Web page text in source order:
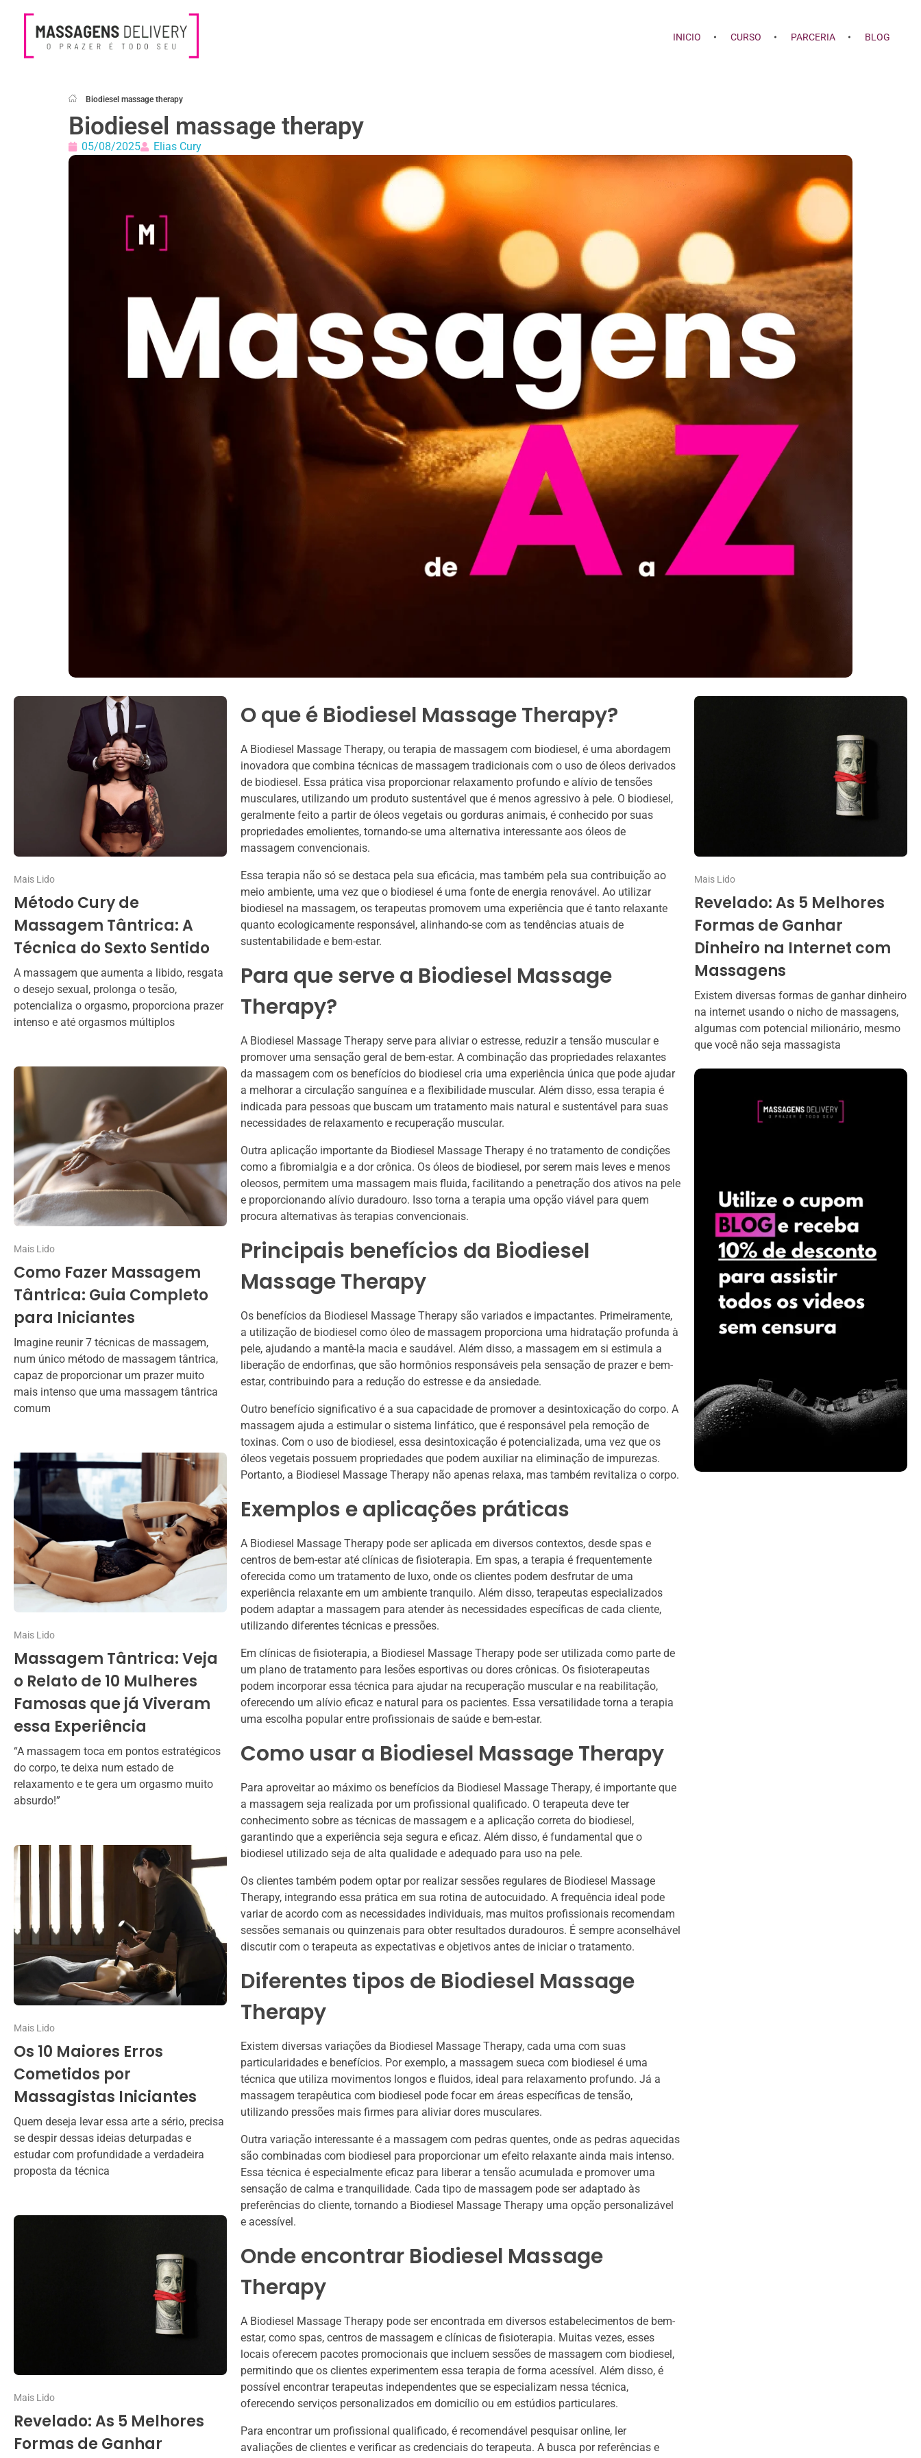
INICIO CURSO PARCERIA BLOG
Biodiesel massage therapy
Biodiesel massage therapy
05/08/2025 Elias Cury
Mais Lido
Método Cury de
Massagem Tântrica: A
Técnica do Sexto Sentido
A massagem que aumenta a libido, resgata
o desejo sexual, prolonga o tesão,
potencializa o orgasmo, proporciona prazer
intenso e até orgasmos múltiplos
Mais Lido
Como Fazer Massagem
Tântrica: Guia Completo
para Iniciantes
Imagine reunir 7 técnicas de massagem,
num único método de massagem tântrica,
capaz de proporcionar um prazer muito
mais intenso que uma massagem tântrica
comum
Mais Lido
Massagem Tântrica: Veja
o Relato de 10 Mulheres
Famosas que já Viveram
essa Experiência
“A massagem toca em pontos estratégicos
do corpo, te deixa num estado de
relaxamento e te gera um orgasmo muito
absurdo!”
Mais Lido
Os 10 Maiores Erros
Cometidos por
Massagistas Iniciantes
Quem deseja levar essa arte a sério, precisa
se despir dessas ideias deturpadas e
estudar com profundidade a verdadeira
proposta da técnica
Mais Lido
Revelado: As 5 Melhores
Formas de Ganhar
O que é Biodiesel Massage Therapy?
A Biodiesel Massage Therapy, ou terapia de massagem com biodiesel, é uma abordagem
inovadora que combina técnicas de massagem tradicionais com o uso de óleos derivados
de biodiesel. Essa prática visa proporcionar relaxamento profundo e alívio de tensões
musculares, utilizando um produto sustentável que é menos agressivo à pele. O biodiesel,
geralmente feito a partir de óleos vegetais ou gorduras animais, é conhecido por suas
propriedades emolientes, tornando-se uma alternativa interessante aos óleos de
massagem convencionais.
Essa terapia não só se destaca pela sua eficácia, mas também pela sua contribuição ao
meio ambiente, uma vez que o biodiesel é uma fonte de energia renovável. Ao utilizar
biodiesel na massagem, os terapeutas promovem uma experiência que é tanto relaxante
quanto ecologicamente responsável, alinhando-se com as tendências atuais de
sustentabilidade e bem-estar.
Para que serve a Biodiesel Massage
Therapy?
A Biodiesel Massage Therapy serve para aliviar o estresse, reduzir a tensão muscular e
promover uma sensação geral de bem-estar. A combinação das propriedades relaxantes
da massagem com os benefícios do biodiesel cria uma experiência única que pode ajudar
a melhorar a circulação sanguínea e a flexibilidade muscular. Além disso, essa terapia é
indicada para pessoas que buscam um tratamento mais natural e sustentável para suas
necessidades de relaxamento e recuperação muscular.
Outra aplicação importante da Biodiesel Massage Therapy é no tratamento de condições
como a fibromialgia e a dor crônica. Os óleos de biodiesel, por serem mais leves e menos
oleosos, permitem uma massagem mais fluida, facilitando a penetração dos ativos na pele
e proporcionando alívio duradouro. Isso torna a terapia uma opção viável para quem
procura alternativas às terapias convencionais.
Principais benefícios da Biodiesel
Massage Therapy
Os benefícios da Biodiesel Massage Therapy são variados e impactantes. Primeiramente,
a utilização de biodiesel como óleo de massagem proporciona uma hidratação profunda à
pele, ajudando a mantê-la macia e saudável. Além disso, a massagem em si estimula a
liberação de endorfinas, que são hormônios responsáveis pela sensação de prazer e bem-
estar, contribuindo para a redução do estresse e da ansiedade.
Outro benefício significativo é a sua capacidade de promover a desintoxicação do corpo. A
massagem ajuda a estimular o sistema linfático, que é responsável pela remoção de
toxinas. Com o uso de biodiesel, essa desintoxicação é potencializada, uma vez que os
óleos vegetais possuem propriedades que podem auxiliar na eliminação de impurezas.
Portanto, a Biodiesel Massage Therapy não apenas relaxa, mas também revitaliza o corpo.
Exemplos e aplicações práticas
A Biodiesel Massage Therapy pode ser aplicada em diversos contextos, desde spas e
centros de bem-estar até clínicas de fisioterapia. Em spas, a terapia é frequentemente
oferecida como um tratamento de luxo, onde os clientes podem desfrutar de uma
experiência relaxante em um ambiente tranquilo. Além disso, terapeutas especializados
podem adaptar a massagem para atender às necessidades específicas de cada cliente,
utilizando diferentes técnicas e pressões.
Em clínicas de fisioterapia, a Biodiesel Massage Therapy pode ser utilizada como parte de
um plano de tratamento para lesões esportivas ou dores crônicas. Os fisioterapeutas
podem incorporar essa técnica para ajudar na recuperação muscular e na reabilitação,
oferecendo um alívio eficaz e natural para os pacientes. Essa versatilidade torna a terapia
uma escolha popular entre profissionais de saúde e bem-estar.
Como usar a Biodiesel Massage Therapy
Para aproveitar ao máximo os benefícios da Biodiesel Massage Therapy, é importante que
a massagem seja realizada por um profissional qualificado. O terapeuta deve ter
conhecimento sobre as técnicas de massagem e a aplicação correta do biodiesel,
garantindo que a experiência seja segura e eficaz. Além disso, é fundamental que o
biodiesel utilizado seja de alta qualidade e adequado para uso na pele.
Os clientes também podem optar por realizar sessões regulares de Biodiesel Massage
Therapy, integrando essa prática em sua rotina de autocuidado. A frequência ideal pode
variar de acordo com as necessidades individuais, mas muitos profissionais recomendam
sessões semanais ou quinzenais para obter resultados duradouros. É sempre aconselhável
discutir com o terapeuta as expectativas e objetivos antes de iniciar o tratamento.
Diferentes tipos de Biodiesel Massage
Therapy
Existem diversas variações da Biodiesel Massage Therapy, cada uma com suas
particularidades e benefícios. Por exemplo, a massagem sueca com biodiesel é uma
técnica que utiliza movimentos longos e fluidos, ideal para relaxamento profundo. Já a
massagem terapêutica com biodiesel pode focar em áreas específicas de tensão,
utilizando pressões mais firmes para aliviar dores musculares.
Outra variação interessante é a massagem com pedras quentes, onde as pedras aquecidas
são combinadas com biodiesel para proporcionar um efeito relaxante ainda mais intenso.
Essa técnica é especialmente eficaz para liberar a tensão acumulada e promover uma
sensação de calma e tranquilidade. Cada tipo de massagem pode ser adaptado às
preferências do cliente, tornando a Biodiesel Massage Therapy uma opção personalizável
e acessível.
Onde encontrar Biodiesel Massage
Therapy
A Biodiesel Massage Therapy pode ser encontrada em diversos estabelecimentos de bem-
estar, como spas, centros de massagem e clínicas de fisioterapia. Muitas vezes, esses
locais oferecem pacotes promocionais que incluem sessões de massagem com biodiesel,
permitindo que os clientes experimentem essa terapia de forma acessível. Além disso, é
possível encontrar terapeutas independentes que se especializam nessa técnica,
oferecendo serviços personalizados em domicílio ou em estúdios particulares.
Para encontrar um profissional qualificado, é recomendável pesquisar online, ler
avaliações de clientes e verificar as credenciais do terapeuta. A busca por referências e
Mais Lido
Revelado: As 5 Melhores
Formas de Ganhar
Dinheiro na Internet com
Massagens
Existem diversas formas de ganhar dinheiro
na internet usando o nicho de massagens,
algumas com potencial milionário, mesmo
que você não seja massagista